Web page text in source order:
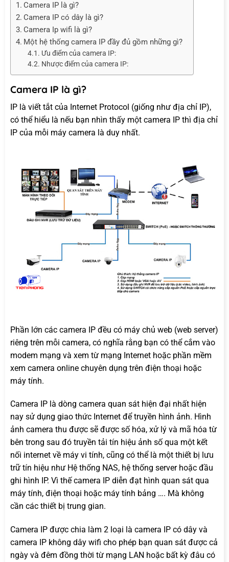
Camera IP là gì?
Camera IP có dây là gì?
Camera Ip wifi là gì?
Một hệ thống camera IP đầy đủ gồm những gì?
Ưu điểm của camera IP:
Nhược điểm của camera IP:
Camera IP là gì?
IP là viết tắt của Internet Protocol (giống như địa chỉ IP),
có thể hiểu là nếu bạn nhìn thấy một camera IP thì địa chỉ
IP của mỗi máy camera là duy nhất.
Phần lớn các camera IP đều có máy chủ web (web server)
riêng trên mỗi camera, có nghĩa rằng bạn có thể cắm vào
modem mạng và xem từ mạng Internet hoặc phần mềm
xem camera online chuyên dụng trên điện thoại hoặc
máy tính.
Camera IP là dòng camera quan sát hiện đại nhất hiện
nay sử dụng giao thức Internet để truyền hình ảnh. Hình
ảnh camera thu được sẽ được số hóa, xử lý và mã hóa từ
bên trong sau đó truyền tải tín hiệu ảnh số qua một kết
nối internet về máy vi tính, cũng có thể là một thiết bị lưu
trữ tín hiệu như Hệ thống NAS, hệ thống server hoặc đầu
ghi hình IP. Vì thế camera IP diễn đạt hình quan sát qua
máy tính, điện thoại hoặc máy tính bảng …. Mà không
cần các thiết bị trung gian.
Camera IP được chia làm 2 loại là camera IP có dây và
camera IP không dây wifi cho phép bạn quan sát được cả
ngày và đêm đồng thời từ mạng LAN hoặc bất kỳ đâu có